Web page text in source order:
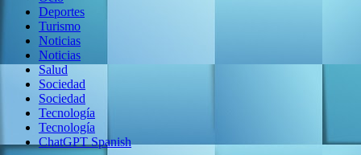
Deportes
Turismo
Noticias
Noticias
Salud
Sociedad
Sociedad
Tecnología
Tecnología
ChatGPT Spanish